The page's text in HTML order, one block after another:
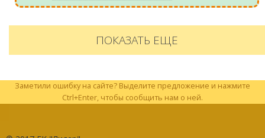
ПОКАЗАТЬ ЕЩЕ
Заметили ошибку на сайте? Выделите предложение и нажмите
Ctrl+Enter, чтобы сообщить нам о ней.